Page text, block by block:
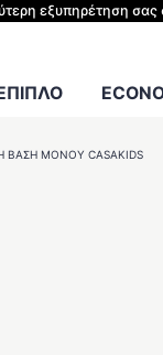
εξυπηρέτηση
ΚΡΕΒΑΤΙΟΥ
ΒΆΣΗ ΜΟΝΟΎ CASAKIDS